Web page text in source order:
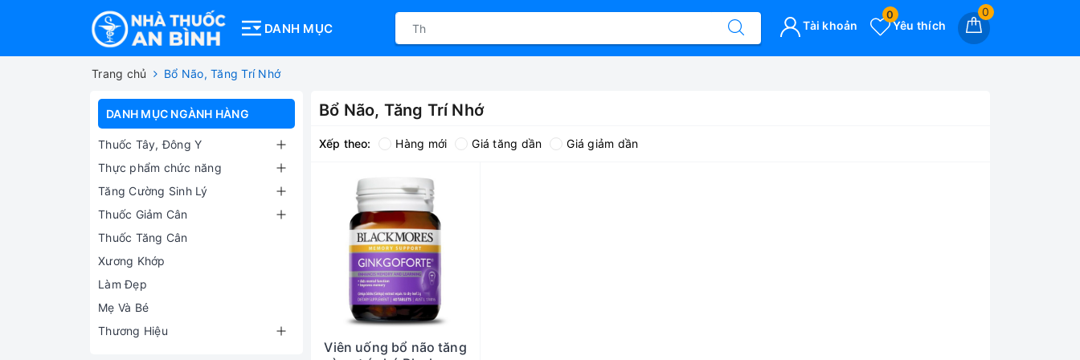
DANH MỤC
0
Yêu thích
0
Tài khoản
Trang chủ Bổ Não, Tăng Trí Nhớ
DANH MỤC NGÀNH HÀNG
Thuốc Tây, Đông Y
Thực phẩm chức năng
Tăng Cường Sinh Lý
Thuốc Giảm Cân
Thuốc Tăng Cân
Xương Khớp
Làm Đẹp
Mẹ Và Bé
Thương Hiệu
Bổ Não, Tăng Trí Nhớ
Xếp theo: Hàng mới Giá tăng dần Giá giảm dần
Viên uống bổ não tăng